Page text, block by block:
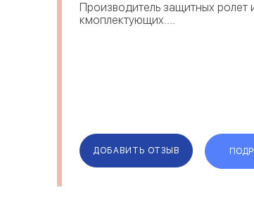
Производитель защитных ролет
кмоплектующих....
ДОБАВИТЬ ОТЗЫВ